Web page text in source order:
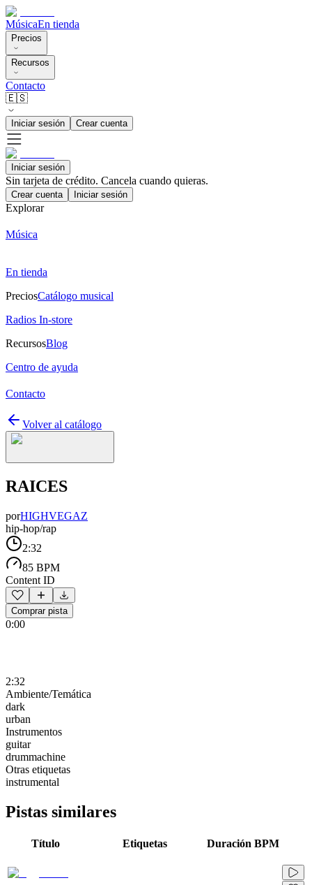
MúsicaEn tienda
Precios
Recursos
Contacto
🇪🇸
Iniciar sesión Crear cuenta
Iniciar sesión
Sin tarjeta de crédito. Cancela cuando quieras.
Crear cuenta Iniciar sesión
Explorar
Música
En tienda
PreciosCatálogo musical
Radios In-store
RecursosBlog
Centro de ayuda
Contacto
Volver al catálogo
RAICES
porHIGHVEGAZ
hip-hop/rap
2:32
85 BPM
Content ID
Comprar pista
0:00
2:32
Ambiente/Temática
dark
urban
Instrumentos
guitar
drummachine
Otras etiquetas
instrumental
Pistas similares
Título Etiquetas Duración BPM